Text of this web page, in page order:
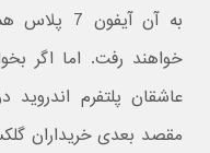
به آن
خواهند رفت. اما اگر
عاشقان پلتفرم اندروید